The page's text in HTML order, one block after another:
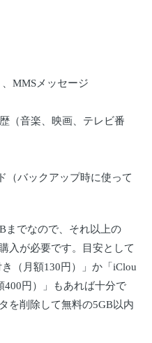
、MMSメッセージ
（音楽、映画、テレビ番
（バックアップ時に使って
までなので、それ以上の
入が必要です。目安として
（月額130円）」か「iClou
400円）」もあれば十分で
を削除して無料の5GB以内